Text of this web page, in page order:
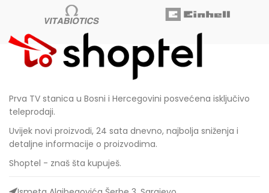
Prva TV stanica u Bosni i Hercegovini posvećena isključivo
teleprodaji.
Uvijek novi proizvodi, 24 sata dnevno, najbolja sniženja i
detaljne informacije o proizvodima.
Shoptel - znaš šta kupuješ.